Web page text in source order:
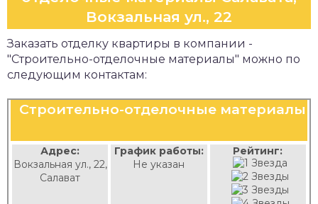
Вокзальная ул., 22
Заказать отделку квартиры в компании -
"Строительно-отделочные материалы" можно по
следующим контактам:
Строительно-отделочные материалы
Адрес:
Вокзальная ул., 22,
Салават
График работы:
Не указан
Рейтинг: